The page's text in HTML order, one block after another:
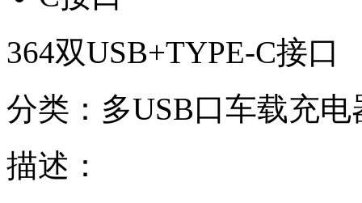
364双USB+TYPE-C接口
分类：多USB口车载充电
描述：